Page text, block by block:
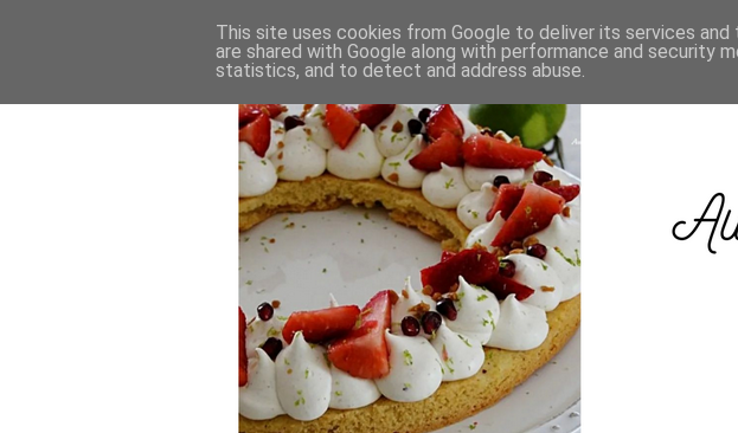
This site uses cookies from Google to deliver its services
are shared with Google along with performance and security
statistics, and to detect and address abuse.